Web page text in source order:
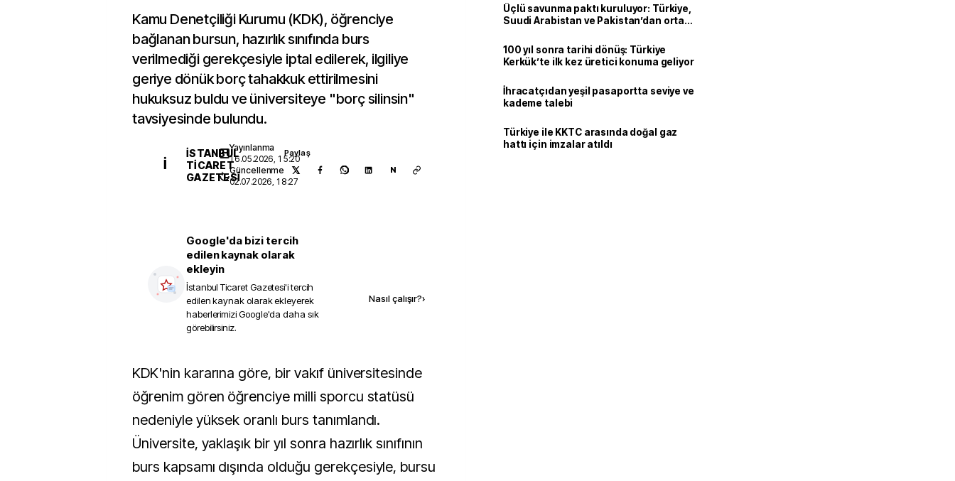
Kamu Denetçiliği Kurumu (KDK), öğrenciye
bağlanan bursun, hazırlık sınıfında burs
verilmediği gerekçesiyle iptal edilerek, ilgiliye
geriye dönük borç tahakkuk ettirilmesini
hukuksuz buldu ve üniversiteye "borç silinsin"
tavsiyesinde bulundu.
İ
İSTANBUL
TICARET
GAZETESI
Yayınlanma
16.05.2026, 15:20
Güncellenme
02.07.2026, 18:27
Paylaş
N
Google'da bizi tercih
edilen kaynak olarak
ekleyin
İstanbul Ticaret Gazetesi'i tercih
edilen kaynak olarak ekleyerek
haberlerimizi Google'da daha sık
görebilirsiniz.
Nasıl çalışır?›
KDK'nin kararına göre, bir vakıf üniversitesinde
öğrenim gören öğrenciye milli sporcu statüsü
nedeniyle yüksek oranlı burs tanımlandı.
Üniversite, yaklaşık bir yıl sonra hazırlık sınıfının
burs kapsamı dışında olduğu gerekçesiyle, bursu
Üçlü savunma paktı kuruluyor: Türkiye,
Suudi Arabistan ve Pakistan’dan ortak
100 yıl sonra tarihi dönüş: Türkiye
Kerkük’te ilk kez üretici konuma geliyor
İhracatçıdan yeşil pasaportta seviye ve
kademe talebi
Türkiye ile KKTC arasında doğal gaz
hattı için imzalar atıldı